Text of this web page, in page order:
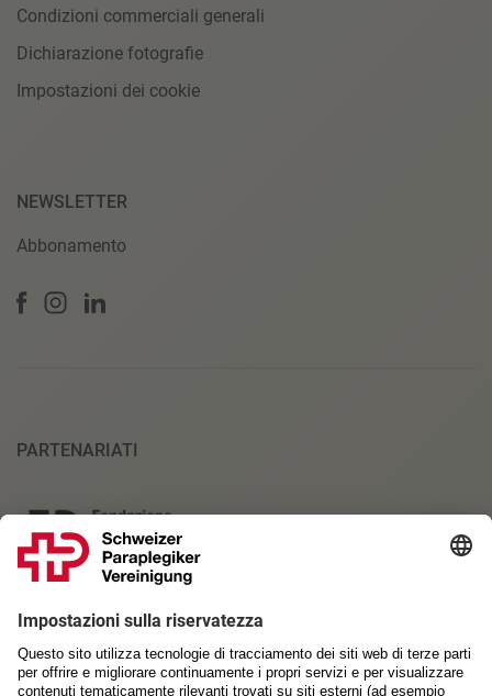
Condizioni commerciali generali
Dichiarazione fotografie
Impostazioni dei cookie
NEWSLETTER
Abbonamento
PARTENARIATI